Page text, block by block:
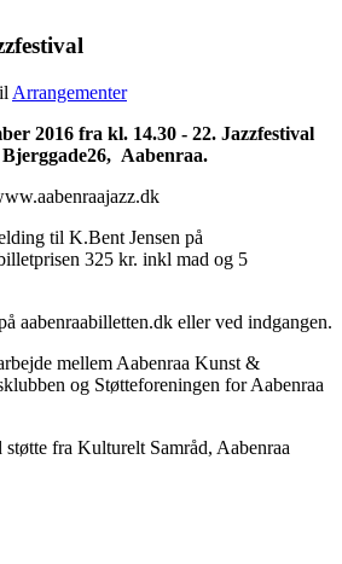
Arrangementer
2016 fra kl. 14.30 - 22. Jazzfestival
Aabenraa.
til K.Bent Jensen på
325 kr. inkl mad og 5
aabenraabilletten.dk eller ved indgangen.
mellem Aabenraa Kunst &
og Støtteforeningen for Aabenraa
støtte fra Kulturelt Samråd, Aabenraa